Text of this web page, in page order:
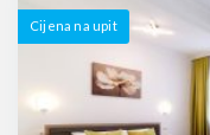
Cijena na upit